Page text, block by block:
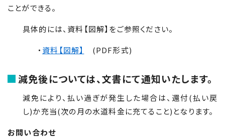
ことができる。
具体的には、資料【図解】をご参照ください。
・ 資料【図解】 (PDF形式)
減免後については、文書にて通知いたします。
減免により、払い過ぎが発生した場合は、還付(払い戻
し)か充当(次の月の水道料金に充てること)となります。
お問い合わせ